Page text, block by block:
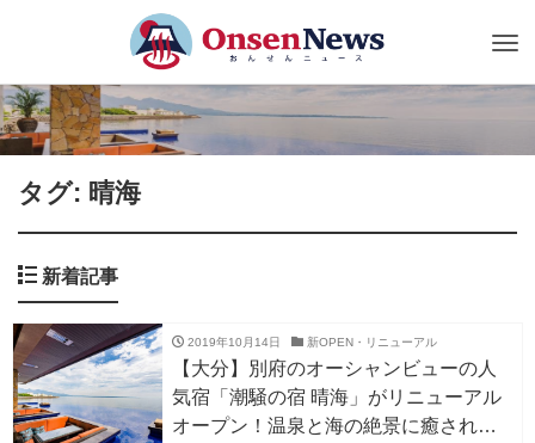
タグ: 晴海
新着記事
2019年10月14日 新OPEN・リニューアル
【大分】別府のオーシャンビューの人
気宿「潮騒の宿 晴海」がリニューアル
オープン！温泉と海の絶景に癒される